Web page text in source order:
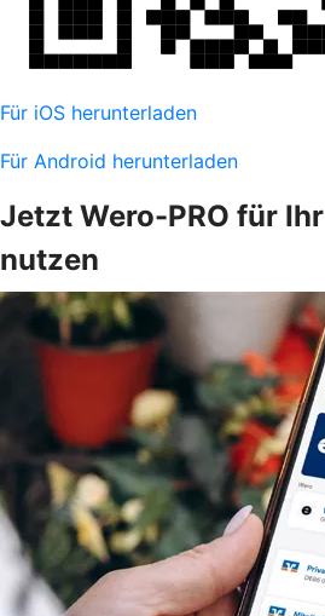
Für iOS herunterladen
Für Android herunterladen
Jetzt Wero-PRO für
nutzen